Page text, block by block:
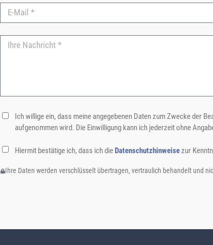
Ich willige ein, dass meine angegebenen Daten zum Zwecke der
aufgenommen wird. Die Einwilligung kann ich jederzeit ohne
Hiermit bestätige ich, dass ich dieDatenschutzhinweisezur
Ihre Daten werden verschlüsselt übertragen, vertraulich behandelt und